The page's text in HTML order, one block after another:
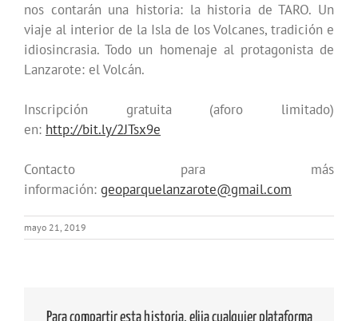
nos contarán una historia: la historia de TARO. Un
viaje al interior de la Isla de los Volcanes, tradición e
idiosincrasia. Todo un homenaje al protagonista de
Lanzarote: el Volcán.
Inscripción gratuita (aforo limitado)
en: http://bit.ly/2JTsx9e
Contacto para más
información: geoparquelanzarote@gmail.com
mayo 21, 2019
Para compartir esta historia, elija cualquier plataforma